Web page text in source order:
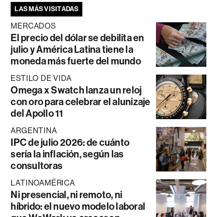
LAS MÁS VISITADAS
MERCADOS
El precio del dólar se debilita en
julio y América Latina tiene la
moneda más fuerte del mundo
ESTILO DE VIDA
Omega x Swatch lanza un reloj
con oro para celebrar el alunizaje
del Apollo 11
ARGENTINA
IPC de julio 2026: de cuánto
sería la inflación, según las
consultoras
LATINOAMÉRICA
Ni presencial, ni remoto, ni
híbrido: el nuevo modelo laboral